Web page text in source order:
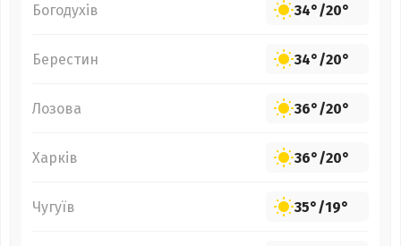
Богодухів 34°/20°
Берестин 34°/20°
Лозова 36°/20°
Харків 36°/20°
Чугуїв 35°/19°